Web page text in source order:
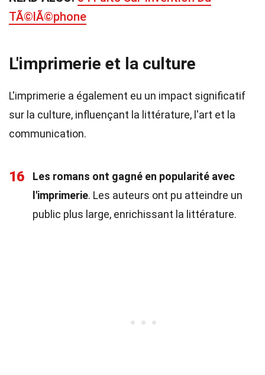
TÃ©lÃ©phone
L'imprimerie et la culture
L'imprimerie a également eu un impact significatif
sur la culture, influençant la littérature, l'art et la
communication.
16
Les romans ont gagné en popularité avec
l'imprimerie. Les auteurs ont pu atteindre un
public plus large, enrichissant la littérature.